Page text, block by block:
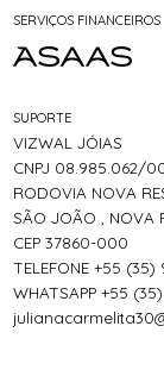
SERVIÇOS FINANCEIROS
SUPORTE
VIZWAL JÓIAS
CNPJ 08.985.062/
RODOVIA NOVA
SÃO JOÃO , NOVA
CEP 37860-000
TELEFONE +55 (35)
WHATSAPP +55